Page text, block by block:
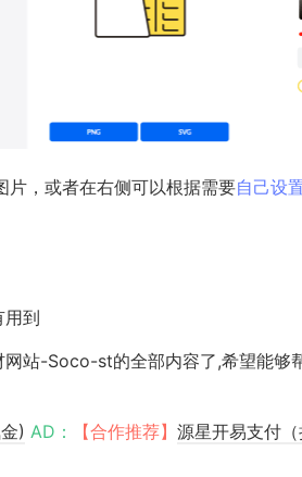
片，或者在右侧可以根据需要自己设
用到
站-Soco-st的全部内容了,希望能够
) AD： 【合作推荐】 源星开易支付（